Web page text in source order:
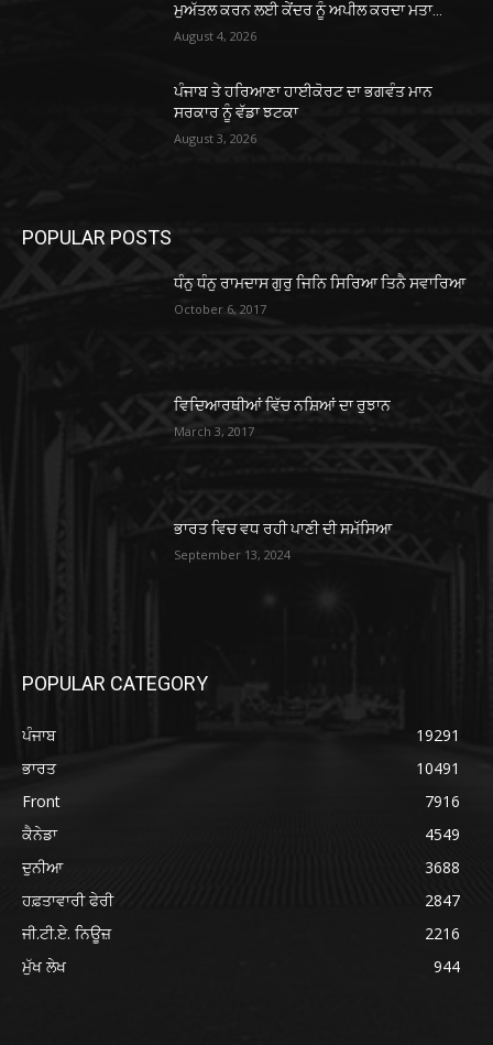
ਮੁਅੱਤਲ ਕਰਨ ਲਈ ਕੇਂਦਰ ਨੂੰ ਅਪੀਲ ਕਰਦਾ ਮਤਾ...
August 4, 2026
ਪੰਜਾਬ ਤੇ ਹਰਿਆਣਾ ਹਾਈਕੋਰਟ ਦਾ ਭਗਵੰਤ ਮਾਨ
ਸਰਕਾਰ ਨੂੰ ਵੱਡਾ ਝਟਕਾ
August 3, 2026
POPULAR POSTS
ਧੰਨੁ ਧੰਨੁ ਰਾਮਦਾਸ ਗੁਰੁ ਜਿਨਿ ਸਿਰਿਆ ਤਿਨੈ ਸਵਾਰਿਆ
October 6, 2017
ਵਿਦਿਆਰਥੀਆਂ ਵਿੱਚ ਨਸ਼ਿਆਂ ਦਾ ਰੁਝਾਨ
March 3, 2017
ਭਾਰਤ ਵਿਚ ਵਧ ਰਹੀ ਪਾਣੀ ਦੀ ਸਮੱਸਿਆ
September 13, 2024
POPULAR CATEGORY
ਪੰਜਾਬ
19291
ਭਾਰਤ
10491
Front
7916
ਕੈਨੇਡਾ
4549
ਦੁਨੀਆ
3688
ਹਫ਼ਤਾਵਾਰੀ ਫੇਰੀ
2847
ਜੀ.ਟੀ.ਏ. ਨਿਊਜ਼
2216
ਮੁੱਖ ਲੇਖ
944